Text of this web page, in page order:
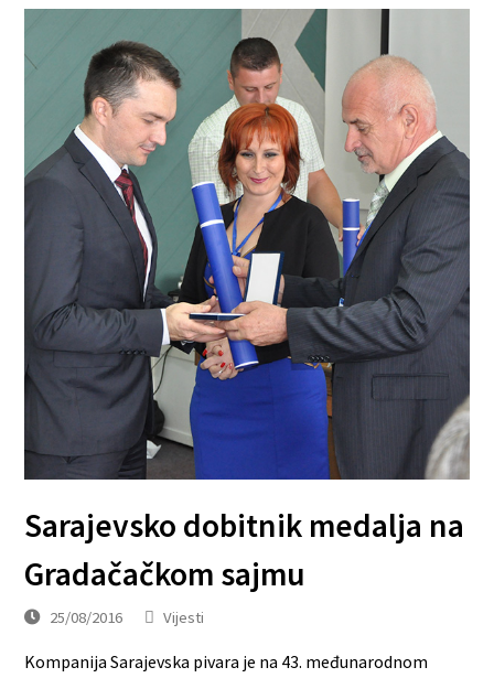
Sarajevsko dobitnik medalja na
Gradačačkom sajmu
25/08/2016 Vijesti
Kompanija Sarajevska pivara je na 43. međunarodnom